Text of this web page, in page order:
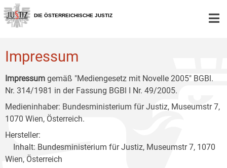
Zur
Hauptnavigation
[1]
Zum
Inhalt
[2]
Zum
Untermenü
[3]
DIE ÖSTERREICHISCHE JUSTIZ
Impressum
Impressum gemäß "Mediengesetz mit Novelle 2005" BGBl.
Nr. 314/1981 in der Fassung BGBl I Nr. 49/2005.
Medieninhaber: Bundesministerium für Justiz, Museumstr 7,
1070 Wien, Österreich.
Hersteller:
Inhalt: Bundesministerium für Justiz, Museumstr 7, 1070
Wien, Österreich